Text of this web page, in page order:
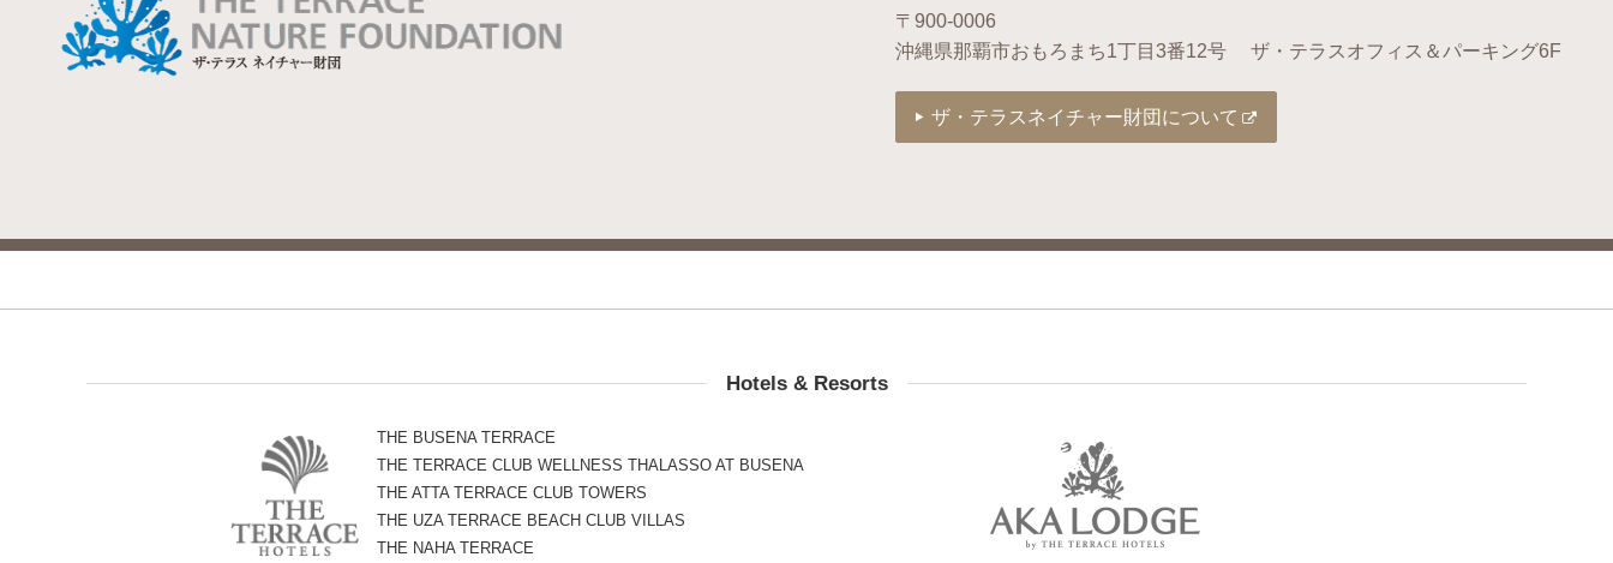
〒900-0006
沖縄県那覇市おもろまち1丁目3番12号
ザ・テラスオフィス＆パーキング6F
ザ・テラスネイチャー財団について
Hotels & Resorts
THE BUSENA TERRACE
THE TERRACE CLUB WELLNESS THALASSO AT BUSENA
THE ATTA TERRACE CLUB TOWERS
THE UZA TERRACE BEACH CLUB VILLAS
THE NAHA TERRACE